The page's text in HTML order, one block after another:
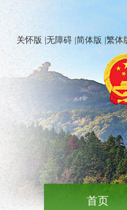
关怀版 无障碍 简体版 繁体
首页